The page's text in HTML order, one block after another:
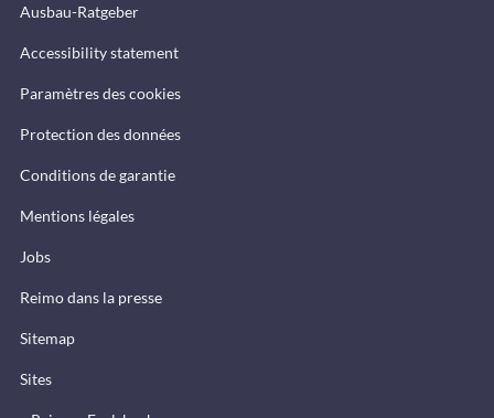
Ausbau-Ratgeber
Accessibility statement
Paramètres des cookies
Protection des données
Conditions de garantie
Mentions légales
Jobs
Reimo dans la presse
Sitemap
Sites